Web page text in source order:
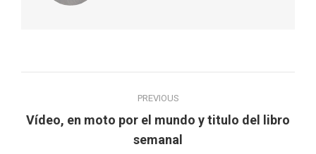
navigation
PREVIOUS
Previous
post:
Vídeo, en moto por el mundo y titulo del libro
semanal